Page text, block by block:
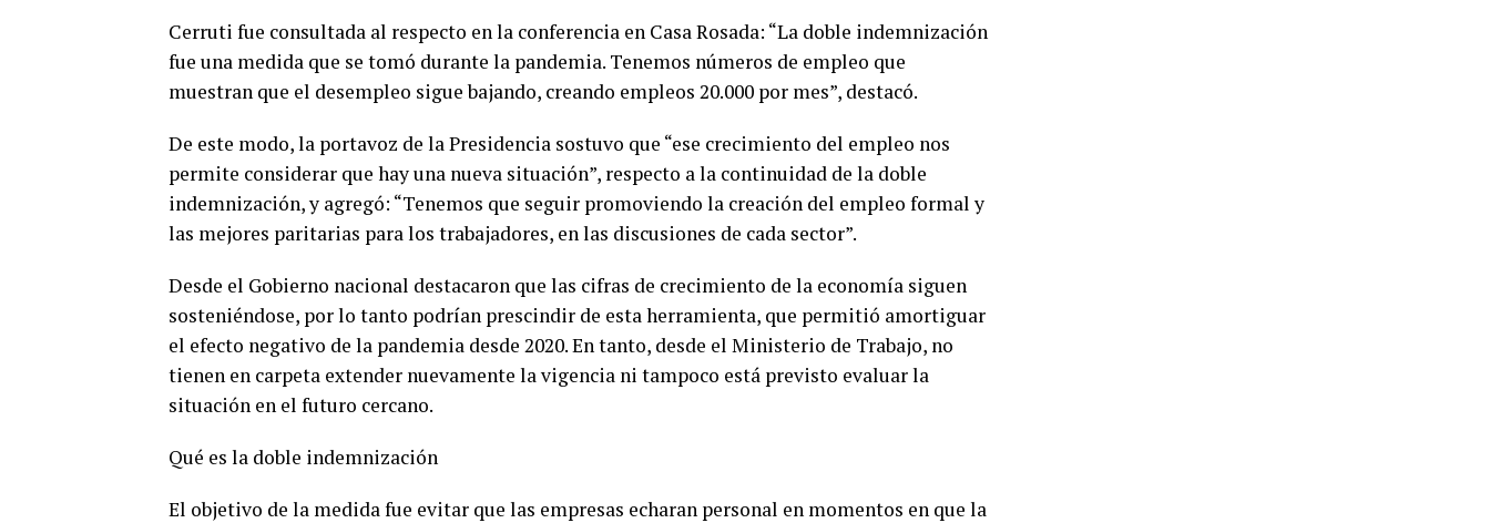
Cerruti fue consultada al respecto en la conferencia en Casa Rosada: “La doble indemnización
fue una medida que se tomó durante la pandemia. Tenemos números de empleo que
muestran que el desempleo sigue bajando, creando empleos 20.000 por mes”, destacó.
De este modo, la portavoz de la Presidencia sostuvo que “ese crecimiento del empleo nos
permite considerar que hay una nueva situación”, respecto a la continuidad de la doble
indemnización, y agregó: “Tenemos que seguir promoviendo la creación del empleo formal y
las mejores paritarias para los trabajadores, en las discusiones de cada sector”.
Desde el Gobierno nacional destacaron que las cifras de crecimiento de la economía siguen
sosteniéndose, por lo tanto podrían prescindir de esta herramienta, que permitió amortiguar
el efecto negativo de la pandemia desde 2020. En tanto, desde el Ministerio de Trabajo, no
tienen en carpeta extender nuevamente la vigencia ni tampoco está previsto evaluar la
situación en el futuro cercano.
Qué es la doble indemnización
El objetivo de la medida fue evitar que las empresas echaran personal en momentos en que la